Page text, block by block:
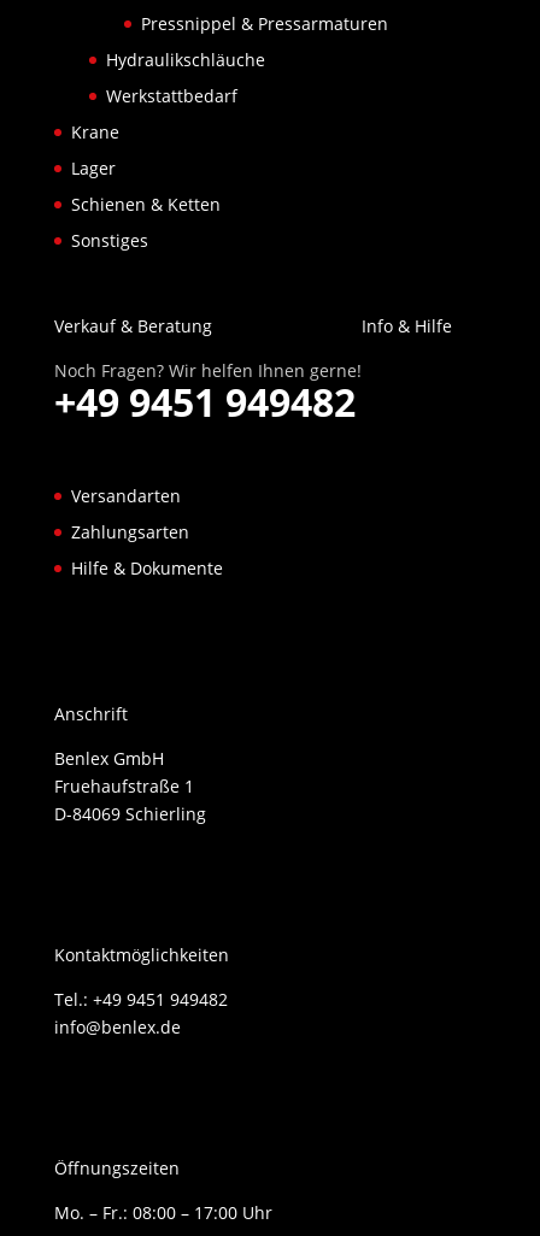
Pressnippel & Pressarmaturen
Hydraulikschläuche
Werkstattbedarf
Krane
Lager
Schienen & Ketten
Sonstiges
Verkauf & Beratung
Noch Fragen? Wir helfen Ihnen gerne!
+49 9451 949482
Info & Hilfe
Versandarten
Zahlungsarten
Hilfe & Dokumente
Anschrift
Benlex GmbH
Fruehaufstraße 1
D-84069 Schierling
Kontaktmöglichkeiten
Tel.: +49 9451 949482
info@benlex.de
Öffnungszeiten
Mo. – Fr.: 08:00 – 17:00 Uhr